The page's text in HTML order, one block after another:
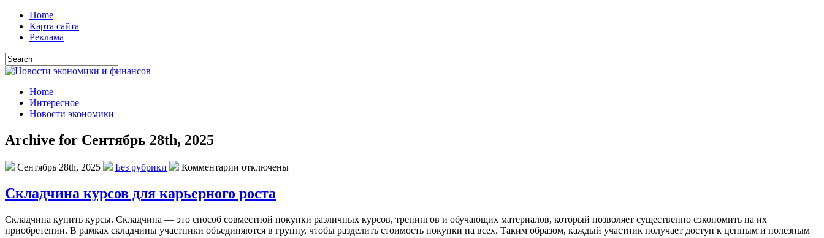
Home
Карта сайта
Реклама
Home
Интересное
Новости экономики
Archive for Сентябрь 28th, 2025
Сентябрь 28th, 2025 Без рубрики Комментарии отключены
Складчина курсов для карьерного роста
Склaдчинa купить курсы. Склaдчинa — этo способ совместной покупки различных курсов, тренингов и обучающих материалов, который позволяет существенно сэкономить на их
приобретении. В рамках складчины участники объединяются в группу, чтобы разделить стоимость покупки на всех. Таким образом, каждый участник получает доступ к ценным и полезным